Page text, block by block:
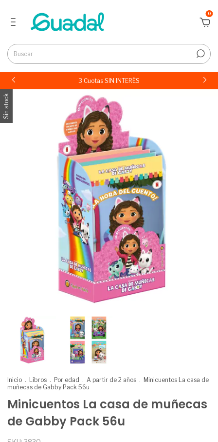
0
3 Cuotas SIN INTERÉS
Sin stock
Inicio . Libros . Por edad . A partir de 2 años . Minicuentos La casa de
muñecas de Gabby Pack 56u
Minicuentos La casa de muñecas
de Gabby Pack 56u